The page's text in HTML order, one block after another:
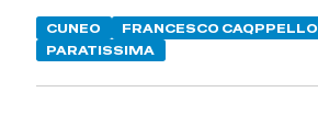
CUNEO
FRANCESCO CAQPPELLO
PARATISSIMA